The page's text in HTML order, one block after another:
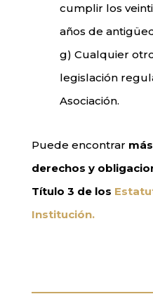
cumplir los
años de
g) Cualquier
legislación
Asociación.
Puede encontrar
derechos y
Título 3 de los
Institución.